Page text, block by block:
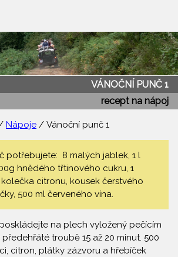
VÁNOČNÍ PUNČ 1
recept na nápoj
Nápoje / Vánoční punč 1
potřebujete: 8 malých jablek, 1 l
hnědého třtinového cukru, 1
citronu, kousek čerstvého
500 ml červeného vína.
na plech vyložený pečícím
troubě 15 až 20 minut. 500
citron, plátky zázvoru a hřebíček